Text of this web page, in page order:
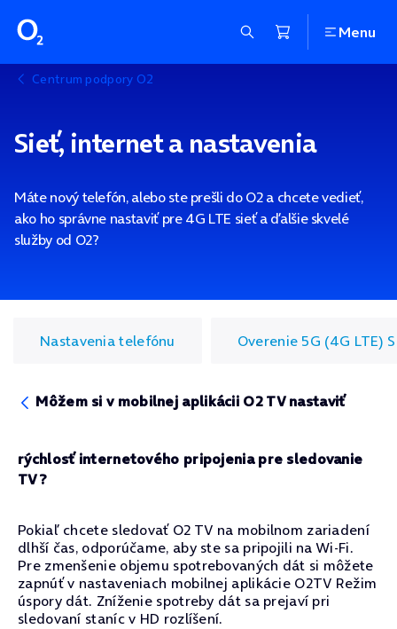
Menu
Centrum podpory O2
Sieť, internet a nastavenia
Máte nový telefón, alebo ste prešli do O2 a chcete vedieť,
ako ho správne nastaviť pre 4G LTE sieť a ďalšie skvelé
služby od O2?
Nastavenia telefónu Overenie 5G (4G LTE)
Môžem si v mobilnej aplikácii O2 TV nastaviť
rýchlosť internetového pripojenia pre sledovanie
TV?
Pokiaľ chcete sledovať O2 TV na mobilnom zariadení
dlhší čas, odporúčame, aby ste sa pripojili na Wi-Fi.
Pre zmenšenie objemu spotrebovaných dát si môžete
zapnúť v nastaveniach mobilnej aplikácie O2TV Režim
úspory dát. Zníženie spotreby dát sa prejaví pri
sledovaní staníc v HD rozlíšení.